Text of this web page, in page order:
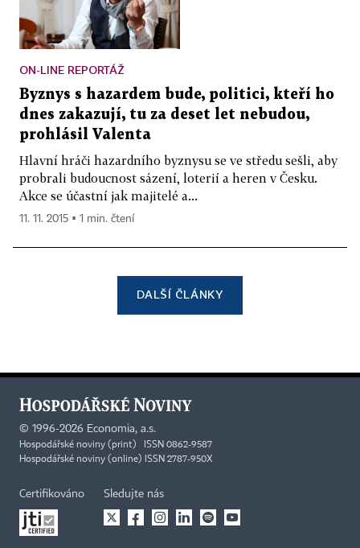
ON-LINE REPORTÁŽ
Byznys s hazardem bude, politici, kteří ho
dnes zakazují, tu za deset let nebudou,
prohlásil Valenta
Hlavní hráči hazardního byznysu se ve středu sešli, aby
probrali budoucnost sázení, loterií a heren v Česku.
Akce se účastní jak majitelé a...
11. 11. 2015 ▪ 1 min. čtení
DALŠÍ ČLÁNKY
© 1996-2026 Economia, a.s.
Hospodářské noviny (print) ISSN 0862-9587
Hospodářské noviny (online) ISSN 2787-950X
Certifikováno Sledujte nás